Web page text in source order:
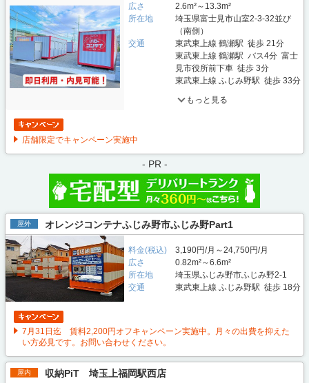
広さ
2.6m²～13.3m²
所在地
埼玉県富士見市山室2-3-32並び
（南側）
交通
東武東上線 鶴瀬駅 徒歩 21分
東武東上線 鶴瀬駅 バス4分 富士
見市役所前下車 徒歩 3分
東武東上線 ふじみ野駅 徒歩 33分
もっと見る
店舗限定でキャンペーン実施中
- PR -
屋外 オレンジコンテナふじみ野市ふじみ野Part1
料金(税込)
3,190円/月～24,750円/月
広さ
0.82m²～6.6m²
所在地
埼玉県ふじみ野市ふじみ野2-1
交通
東武東上線 ふじみ野駅 徒歩 18分
7月31日迄 賃料2,200円オフキャンペーン実施中。月々の出費を抑えた
い方必見です。お問い合わせください。
屋内 収納PiT 埼玉上福岡駅西店